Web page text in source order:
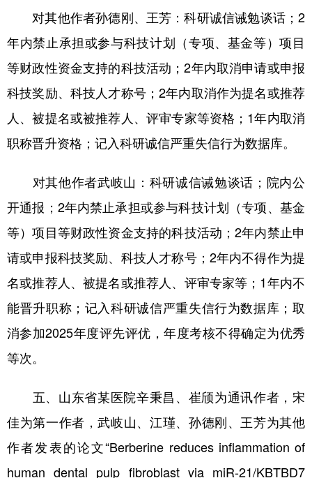
对其他作者孙德刚、王芳：科研诚信诫勉谈话；2
年内禁止承担或参与科技计划（专项、基金等）项目
等财政性资金支持的科技活动；2年内取消申请或申报
科技奖励、科技人才称号；2年内取消作为提名或推荐
人、被提名或被推荐人、评审专家等资格；1年内取消
职称晋升资格；记入科研诚信严重失信行为数据库。
对其他作者武岐山：科研诚信诫勉谈话；院内公
开通报；2年内禁止承担或参与科技计划（专项、基金
等）项目等财政性资金支持的科技活动；2年内禁止申
请或申报科技奖励、科技人才称号；2年内不得作为提
名或推荐人、被提名或推荐人、评审专家等；1年内不
能晋升职称；记入科研诚信严重失信行为数据库；取
消参加2025年度评先评优，年度考核不得确定为优秀
等次。
五、山东省某医院辛秉昌、崔颀为通讯作者，宋
佳为第一作者，武岐山、江瑾、孙德刚、王芳为其他
作者发表的论文“Berberine reduces inflammation of
human dental pulp fibroblast via miR-21/KBTBD7